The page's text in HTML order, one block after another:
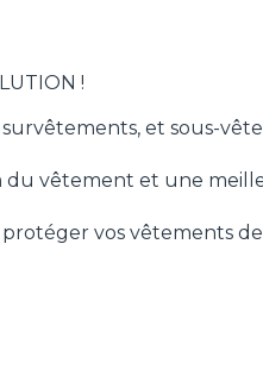
!
et sous-
du vêtement et une
vos vêtements